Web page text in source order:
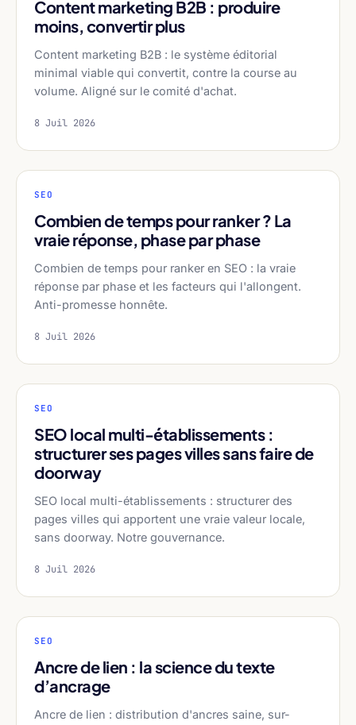
Content marketing B2B : produire
moins, convertir plus
Content marketing B2B : le système éditorial
minimal viable qui convertit, contre la course au
volume. Aligné sur le comité d'achat.
8 Juil 2026
SEO
Combien de temps pour ranker ? La
vraie réponse, phase par phase
Combien de temps pour ranker en SEO : la vraie
réponse par phase et les facteurs qui l'allongent.
Anti-promesse honnête.
8 Juil 2026
SEO
SEO local multi-établissements :
structurer ses pages villes sans faire de
doorway
SEO local multi-établissements : structurer des
pages villes qui apportent une vraie valeur locale,
sans doorway. Notre gouvernance.
8 Juil 2026
SEO
Ancre de lien : la science du texte
d’ancrage
Ancre de lien : distribution d'ancres saine, sur-